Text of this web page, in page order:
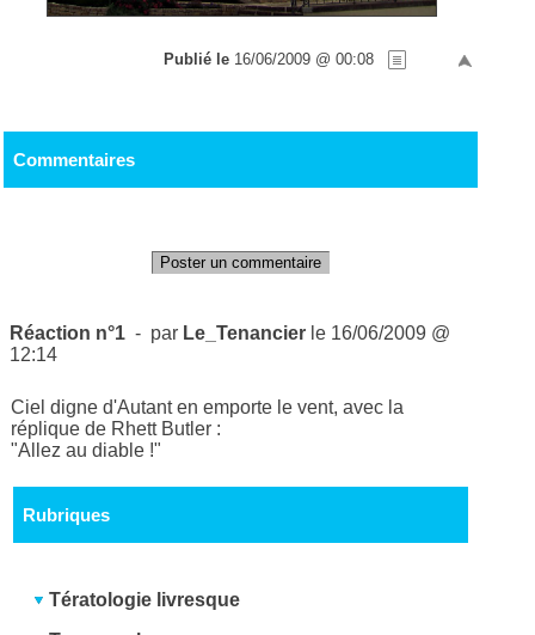
Publié le 16/06/2009 @ 00:08
Commentaires
Poster un commentaire
Réaction n°1 - par Le_Tenancier le 16/06/2009 @
12:14
Ciel digne d'Autant en emporte le vent, avec la
réplique de Rhett Butler :
"Allez au diable !"
Rubriques
Tératologie livresque